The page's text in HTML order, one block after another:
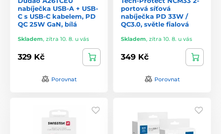
nabíječka USB-A + USB-
C s USB-C kabelem, PD
QC 25W GaN, bílá
Skladem, zítra 10. 8. u vás
329 Kč
Porovnat
portová síťová
nabíječka PD 33W /
QC3.0, světle fialová
Skladem, zítra 10. 8. u vás
349 Kč
Porovnat